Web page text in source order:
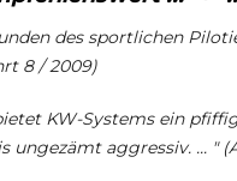
des sportlichen
8 / 2009)
KW-Systems ein
ungezämt aggressiv. ... "